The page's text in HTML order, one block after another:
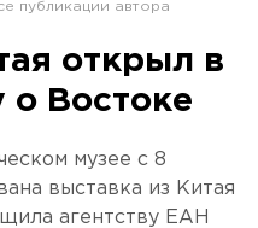
Оренбург
открыл в
о Востоке
музее с 8
выставка из Китая
агентству ЕАН